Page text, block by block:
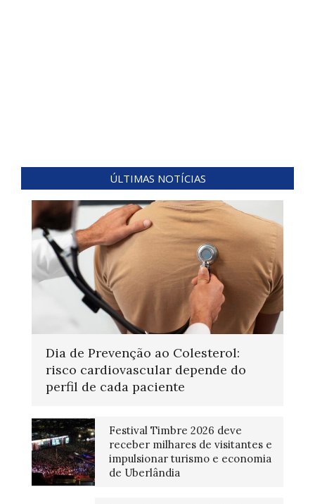
ÚLTIMAS NOTÍCIAS
Dia de Prevenção ao Colesterol:
risco cardiovascular depende do
perfil de cada paciente
Festival Timbre 2026 deve
receber milhares de visitantes e
impulsionar turismo e economia
de Uberlândia